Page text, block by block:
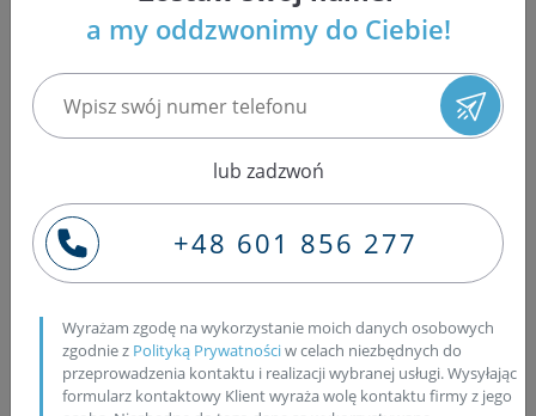
W naszej ofercie znajdzieszwtryskiwacze,
pompowtryskiwaczeorazpompy Common
Rail!
regenerowane na wymianę
używane z gwarancją
DOSTĘPNE OD RĘKI
a my oddzwonimy do Ciebie!
lub zadzwoń
+48 601 856 277
Wyrażam zgodę na wykorzystanie moich danych osobowych
zgodnie z Polityką Prywatnościw celach niezbędnych do
przeprowadzenia kontaktu i realizacji wybranej usługi. Wysyłając
formularz kontaktowy Klient wyraża wolę kontaktu firmy z jego